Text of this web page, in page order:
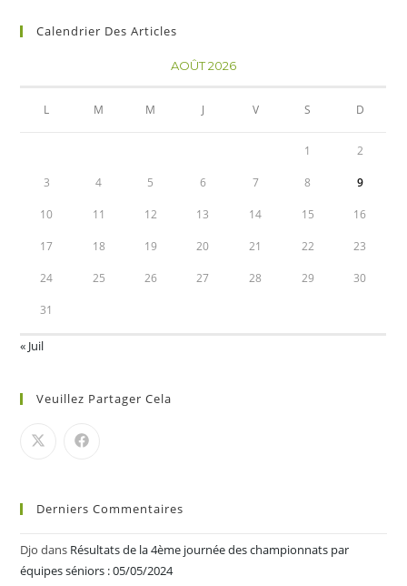
Calendrier Des Articles
AOÛT 2026
L M M J V S D
1 2
3 4 5 6 7 8 9
10 11 12 13 14 15 16
17 18 19 20 21 22 23
24 25 26 27 28 29 30
31
« Juil
Veuillez Partager Cela
Derniers Commentaires
Djo dans Résultats de la 4ème journée des championnats par
équipes séniors : 05/05/2024